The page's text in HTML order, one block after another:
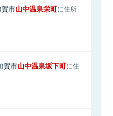
賀市山中温泉栄町に住所
賀市山中温泉坂下町に住